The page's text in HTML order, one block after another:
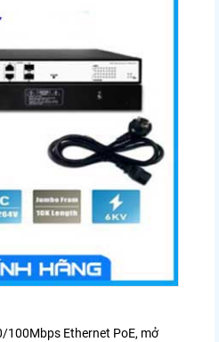
100Mbps Ethernet PoE, mở